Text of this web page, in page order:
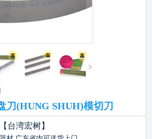
刀(HUNG SHUH)模切刀
台湾宏树】